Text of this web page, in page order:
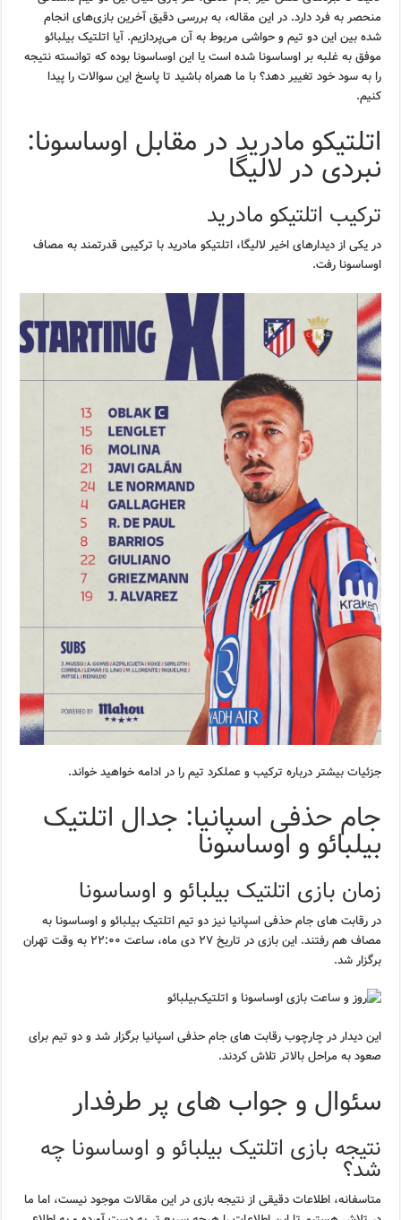
منحصر به فرد دارد. در این مقاله، به بررسی دقیق آخرین بازی‌های انجام
شده بین این دو تیم و حواشی مربوط به آن می‌پردازیم. آیا اتلتیک بیلبائو
موفق به غلبه بر اوساسونا شده است یا این اوساسونا بوده که توانسته نتیجه
را به سود خود تغییر دهد؟ با ما همراه باشید تا پاسخ این سوالات را پیدا
کنیم.
اتلتیکو مادرید در مقابل اوساسونا:
نبردی در لالیگا
ترکیب اتلتیکو مادرید
در یکی از دیدارهای اخیر لالیگا، اتلتیکو مادرید با ترکیبی قدرتمند به مصاف
اوساسونا رفت.
جزئیات بیشتر درباره ترکیب و عملکرد تیم را در ادامه خواهید خواند.
جام حذفی اسپانیا: جدال اتلتیک
بیلبائو و اوساسونا
زمان بازی اتلتیک بیلبائو و اوساسونا
در رقابت های جام حذفی اسپانیا نیز دو تیم اتلتیک بیلبائو و اوساسونا به
مصاف هم رفتند. این بازی در تاریخ ۲۷ دی ماه، ساعت ۲۲:۰۰ به وقت تهران
برگزار شد.
این دیدار در چارچوب رقابت های جام حذفی اسپانیا برگزار شد و دو تیم برای
صعود به مراحل بالاتر تلاش کردند.
سئوال و جواب های پر طرفدار
نتیجه بازی اتلتیک بیلبائو و اوساسونا چه
شد؟
متاسفانه، اطلاعات دقیقی از نتیجه بازی در این مقالات موجود نیست، اما ما